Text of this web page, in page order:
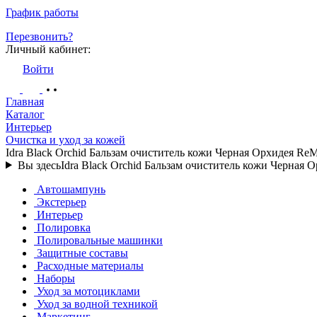
График работы
Перезвонить?
Личный кабинет:
Войти
Главная
Каталог
Интерьер
Очистка и уход за кожей
Idra Black Orchid Бальзам очиститель кожи Черная Орхидея
Вы здесьIdra Black Orchid Бальзам очиститель кожи Черная
Автошампунь
Экстерьер
Интерьер
Полировка
Полировальные машинки
Защитные составы
Расходные материалы
Наборы
Уход за мотоциклами
Уход за водной техникой